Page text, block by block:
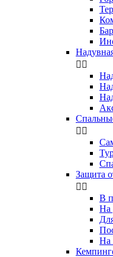
 
 
Защита
 
В
На
На